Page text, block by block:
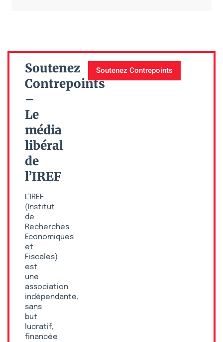
Soutenez
Contrepoints
–
Le
média
libéral
de
l’IREF
L’IREF
(Institut
de
Recherches
Économiques
et
Fiscales)
est
une
association
indépendante,
sans
but
lucratif,
financée
Soutenez Contrepoints